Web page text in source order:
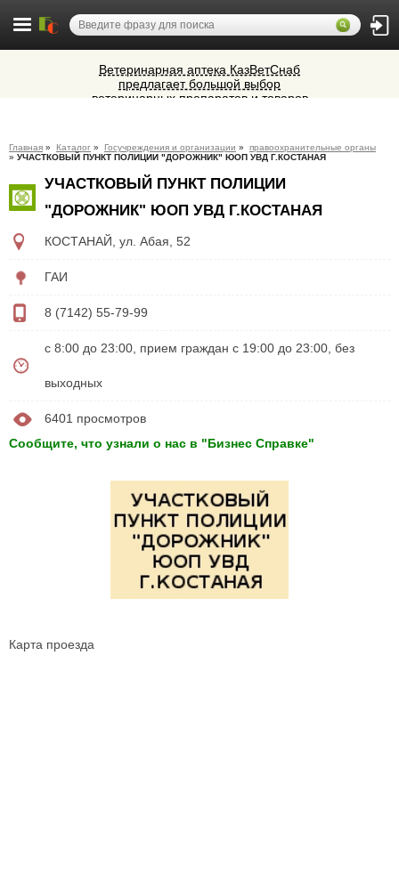
Алюминиевые окна, витражи,
фасадное остекление,
вентиляционные люки и зенитные
фонари из профиля СИАЛ (Россия)
Ветеринарная аптека КазВетСнаб
предлагает большой выбор
ветеринарных препаратов и товаров
вечером
Главная » Каталог » Госучреждения и организации » правоохранительные органы
» УЧАСТКОВЫЙ ПУНКТ ПОЛИЦИИ "ДОРОЖНИК" ЮОП УВД Г.КОСТАНАЯ
УЧАСТКОВЫЙ ПУНКТ ПОЛИЦИИ
"ДОРОЖНИК" ЮОП УВД Г.КОСТАНАЯ
КОСТАНАЙ ул. Абая, 52
ГАИ
8 (7142) 55-79-99
с 8:00 до 23:00, прием граждан с 19:00 до 23:00, без
выходных
6401 просмотров
Сообщите, что узнали о нас в "Бизнес Справке"
Карта проезда